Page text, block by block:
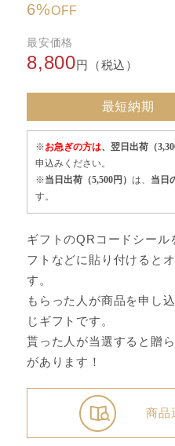
6%OFF
最安価格
8,800円（税込）
最短納期
※お急ぎの方は、翌日出荷（
申込みください。
※当日出荷（5,500円）は、 当日
す。
商品
ギフトのQRコードシール
フトなどに貼り付けると
す。
もらった人が商品を申し
じギフトです。
貰った人が当選すると贈
があります！